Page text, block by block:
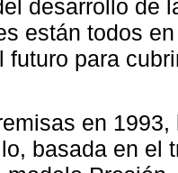
desarrollo de
están todos
futuro para
en
basada en el